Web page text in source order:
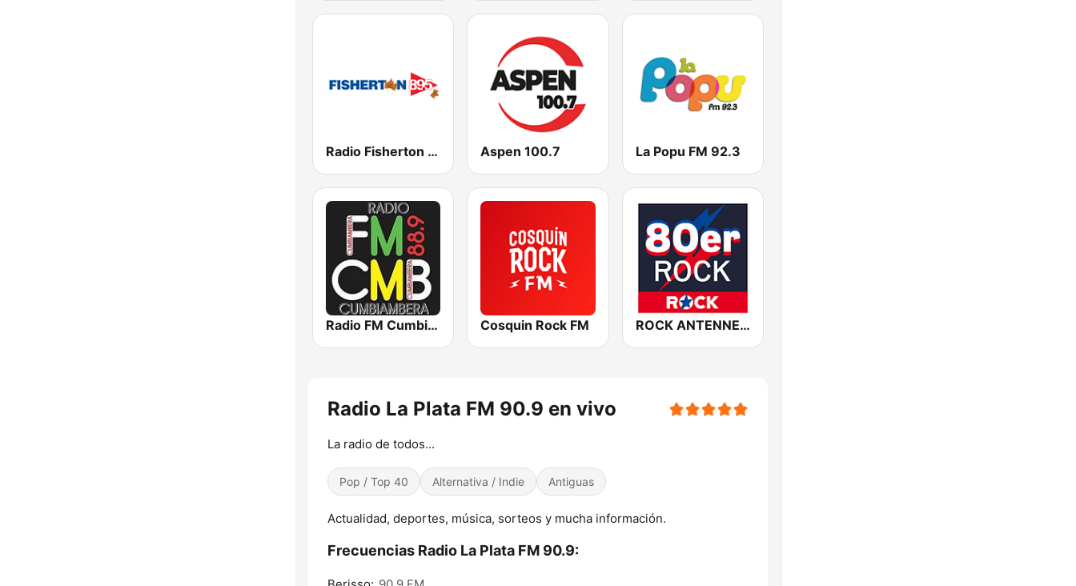
Radio Fisherton - CNN 89.5 FM Aspen 100.7 La Popu FM 92.3
Radio FM Cumbiambera Cosquin Rock FM ROCK ANTENNE 80er Rock
Radio La Plata FM 90.9 en vivo
La radio de todos...
Pop / Top 40 Alternativa / Indie Antiguas
Actualidad, deportes, música, sorteos y mucha información.
Frecuencias Radio La Plata FM 90.9: